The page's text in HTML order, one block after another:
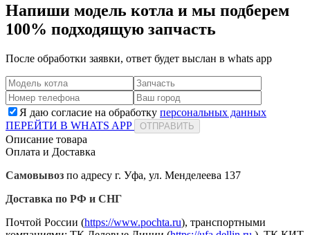
Напиши модель котла и мы подберем
100% подходящую запчасть
После обработки заявки, ответ будет выслан в whats app
Я даю согласие на обработку персональных данных
ПЕРЕЙТИ В WHATS APP
ОТПРАВИТЬ
Описание товара
Оплата и Доставка
Самовывоз по адресу г. Уфа, ул. Менделеева 137
Доставка по РФ и СНГ
Почтой России (https://www.pochta.ru), транспортными